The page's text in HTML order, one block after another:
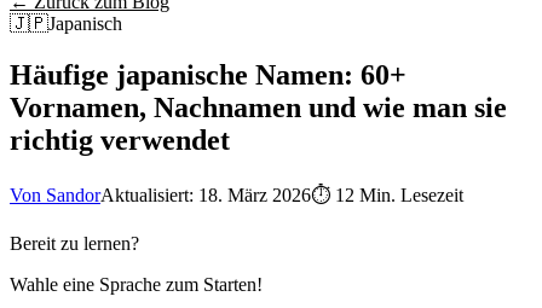
🇯🇵Japanisch
Häufige japanische Namen: 60+
Vornamen, Nachnamen und wie man sie
richtig verwendet
Von SandorAktualisiert: 18. März 2026⏱ 12 Min. Lesezeit
Bereit zu lernen?
Wahle eine Sprache zum Starten!